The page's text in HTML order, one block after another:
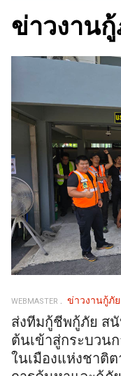
ข่าวงาน
WEBMASTER ข่าวงานกู้ภัย
ส่งทีมกู้ชีพกู้ภัย สนั
ต้นเข้าสู่กระบวน
ในเมืองแห่งชาติ